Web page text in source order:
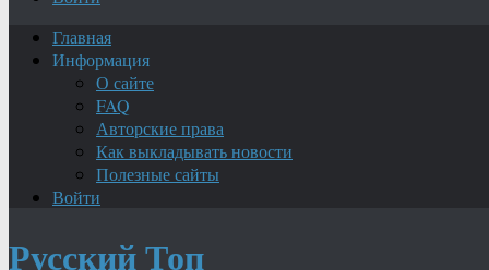
Главная
Информация
О сайте
FAQ
Авторские права
Как выкладывать новости
Полезные сайты
Войти
Русский Топ